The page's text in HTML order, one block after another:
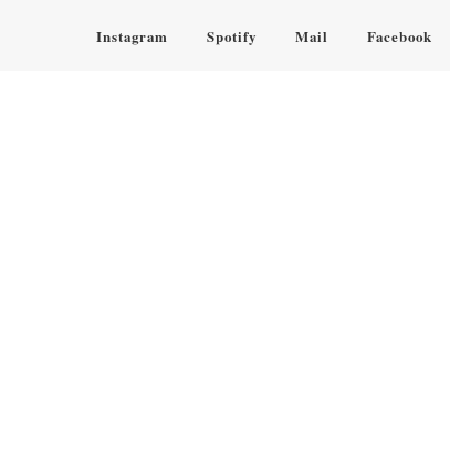
Instagram Spotify Mail Facebook